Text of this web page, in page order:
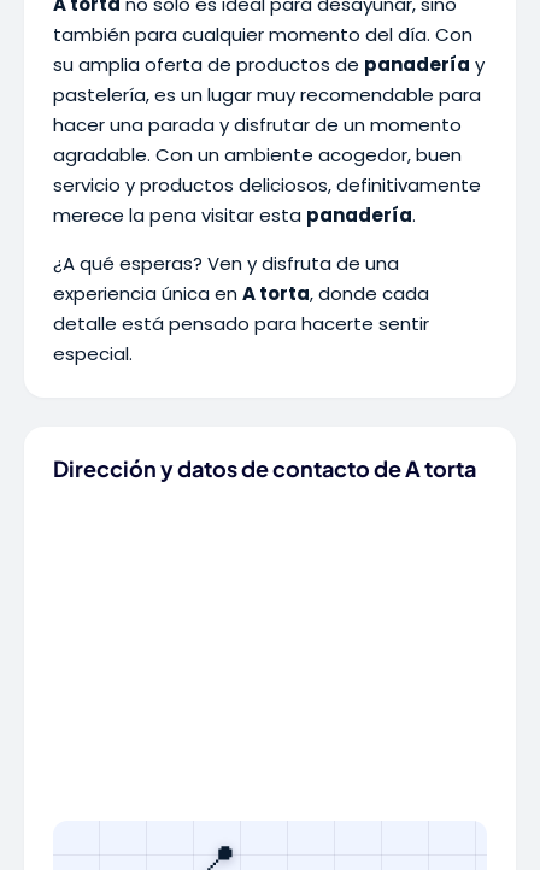
también para cualquier momento del día. Con
su amplia oferta de productos de panadería y
pastelería, es un lugar muy recomendable para
hacer una parada y disfrutar de un momento
agradable. Con un ambiente acogedor, buen
servicio y productos deliciosos, definitivamente
merece la pena visitar esta panadería.
¿A qué esperas? Ven y disfruta de una
experiencia única en A torta, donde cada
detalle está pensado para hacerte sentir
especial.
Dirección y datos de contacto de A torta